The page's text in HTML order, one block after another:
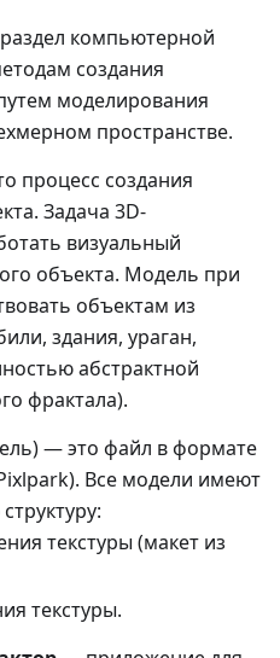
компьютерной
создания
моделирования
пространстве.
процесс создания
Задача 3D-
визуальный
объекта. Модель при
объектам из
здания, ураган,
абстрактной
фрактала).
— это файл в формате
Все модели имеют
текстуры (макет из
текстуры.